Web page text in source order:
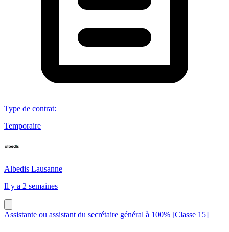
Type de contrat:
Temporaire
Albedis Lausanne
Il y a 2 semaines
Assistante ou assistant du secrétaire général à 100% [Classe 15]